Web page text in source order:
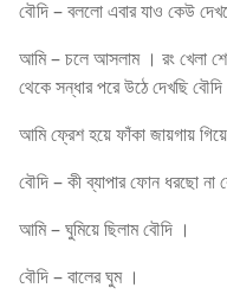
বৌদি – বললো এবার যাও কেউ
আমি – চলে আসলাম । রং খেলা
থেকে সন্ধার পরে উঠে দেখছি
আমি ফ্রেশ হয়ে ফাঁকা জায়গায়
বৌদি – কী ব্যাপার ফোন ধরছো না
আমি – ঘুমিয়ে ছিলাম বৌদি ।
বৌদি – বালের ঘুম ।